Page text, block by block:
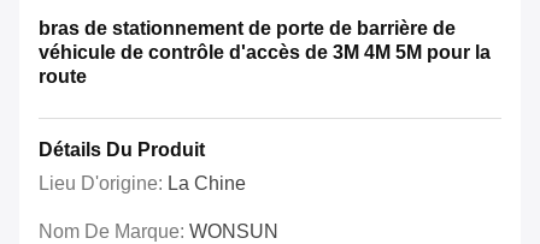
bras de stationnement de porte de barrière de
véhicule de contrôle d'accès de 3M 4M 5M pour la
route
Détails Du Produit
Lieu D'origine: La Chine
Nom De Marque: WONSUN